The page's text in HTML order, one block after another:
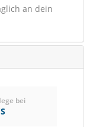
an dein
bei